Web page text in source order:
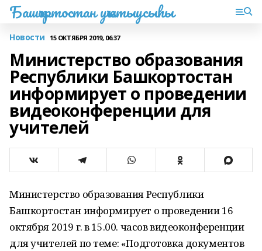
Башҡортостан уҡытыусыһы
Новости 15 ОКТЯБРЯ 2019, 06:37
Министерство образования
Республики Башкортостан
информирует о проведении
видеоконференции для
учителей
Министерство образования Республики
Башкортостан информирует о проведении 16
октября 2019 г. в 15.00. часов видеоконференции
для учителей по теме: «Подготовка документов